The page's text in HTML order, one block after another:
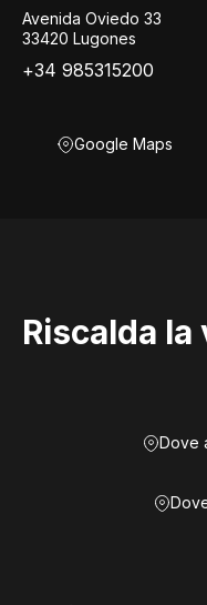
Avenida Oviedo 33
33420 Lugones
+34 985315200
Google Maps
Riscalda la
Dove